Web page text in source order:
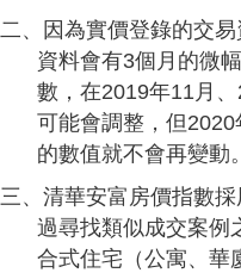
二、因為實價登錄的交
資料會有3個月的微
數，在2019年11月
可能會調整，但
的數值就不會再變動。
三、清華安富房價指數
過尋找類似成交案例
合式住宅（公寓、華